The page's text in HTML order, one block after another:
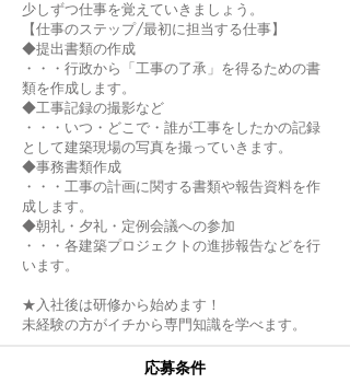
少しずつ仕事を覚えていきましょう。
【仕事のステップ/最初に担当する仕事】
◆提出書類の作成
・・・行政から「工事の了承」を得るための書
類を作成します。
◆工事記録の撮影など
・・・いつ・どこで・誰が工事をしたかの記録
として建築現場の写真を撮っていきます。
◆事務書類作成
・・・工事の計画に関する書類や報告資料を作
成します。
◆朝礼・夕礼・定例会議への参加
・・・各建築プロジェクトの進捗報告などを行
います。
★入社後は研修から始めます！
未経験の方がイチから専門知識を学べます。
応募条件